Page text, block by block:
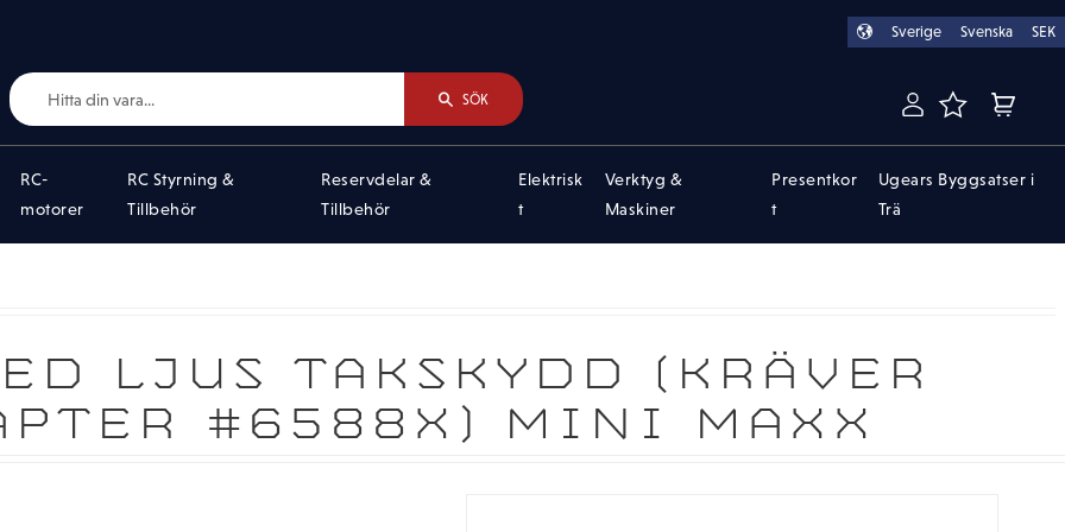
Sverige Svenska SEK
SÖK FAVORITER
RC-
motorer
RC Styrning &
Tillbehör
Reservdelar &
Tillbehör
Elektrisk
t
Verktyg &
Maskiner
Presentkor
t
Ugears Byggsatser i
Trä
LJUS TAKSKYDD (KRÄVER
#6588X) MINI MAXX